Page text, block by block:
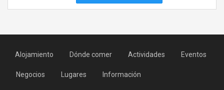
Alojamiento Dónde comer Actividades Eventos
Negocios Lugares Información